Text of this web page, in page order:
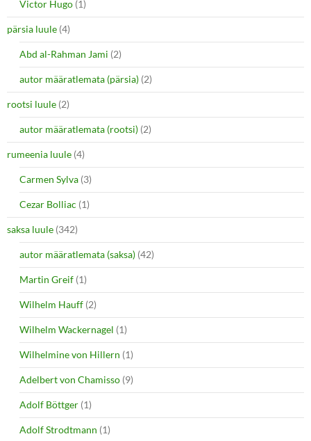
Victor Hugo (1)
pärsia luule (4)
Abd al-Rahman Jami (2)
autor määratlemata (pärsia) (2)
rootsi luule (2)
autor määratlemata (rootsi) (2)
rumeenia luule (4)
Carmen Sylva (3)
Cezar Bolliac (1)
saksa luule (342)
autor määratlemata (saksa) (42)
Martin Greif (1)
Wilhelm Hauff (2)
Wilhelm Wackernagel (1)
Wilhelmine von Hillern (1)
Adelbert von Chamisso (9)
Adolf Böttger (1)
Adolf Strodtmann (1)